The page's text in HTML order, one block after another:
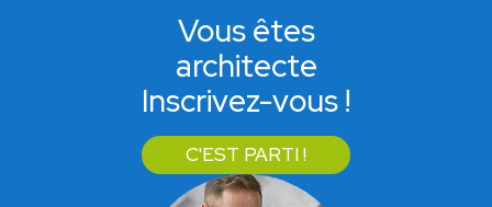
Vous êtes
architecte
Inscrivez-vous !
C'EST PARTI !